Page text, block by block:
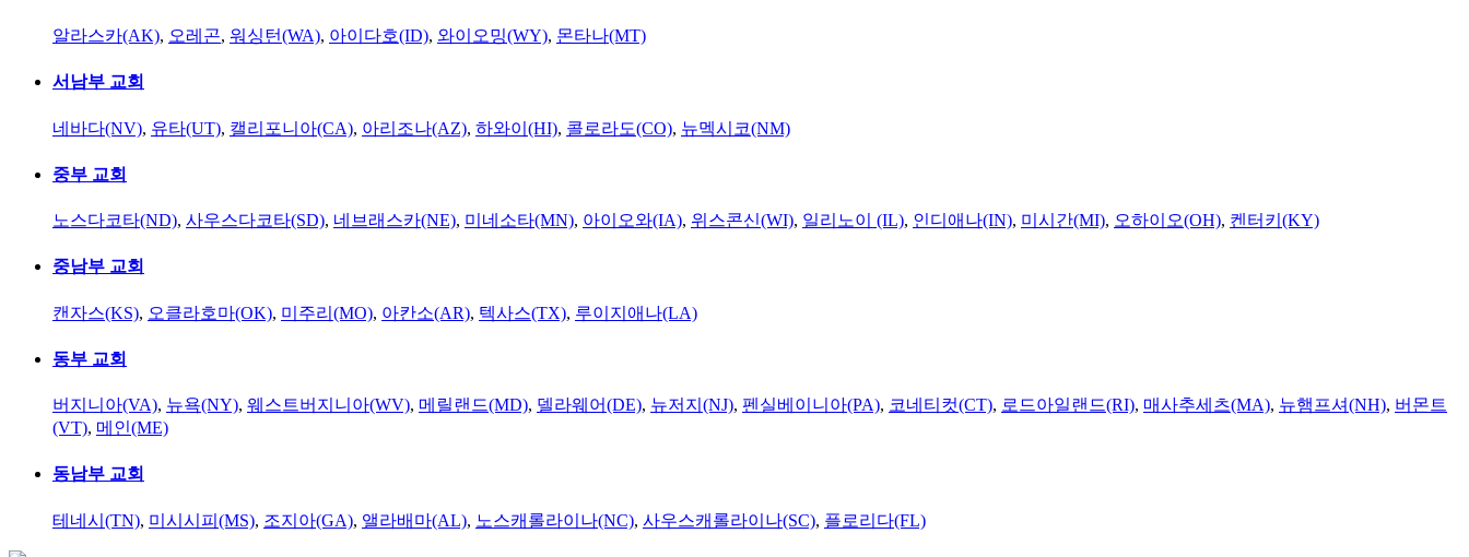
알라스카(AK), 오레곤, 워싱턴(WA), 아이다호(ID), 와이오밍(WY), 몬타나(MT)
서남부 교회
네바다(NV), 유타(UT), 캘리포니아(CA), 아리조나(AZ), 하와이(HI), 콜로라도(CO), 뉴멕시코(NM)
중부 교회
노스다코타(ND), 사우스다코타(SD), 네브래스카(NE), 미네소타(MN), 아이오와(IA), 위스콘신(WI), 일리노이 (IL), 인디애나(IN), 미시간(MI), 오하이오(OH), 켄터키(KY)
중남부 교회
캔자스(KS), 오클라호마(OK), 미주리(MO), 아칸소(AR), 텍사스(TX), 루이지애나(LA)
동부 교회
버지니아(VA), 뉴욕(NY), 웨스트버지니아(WV), 메릴랜드(MD), 델라웨어(DE), 뉴저지(NJ), 펜실베이니아(PA), 코네티컷(CT), 로드아일랜드(RI), 매사추세츠(MA), 뉴햄프셔(NH), 버몬트
(VT), 메인(ME)
동남부 교회
테네시(TN), 미시시피(MS), 조지아(GA), 앨라배마(AL), 노스캐롤라이나(NC), 사우스캐롤라이나(SC), 플로리다(FL)